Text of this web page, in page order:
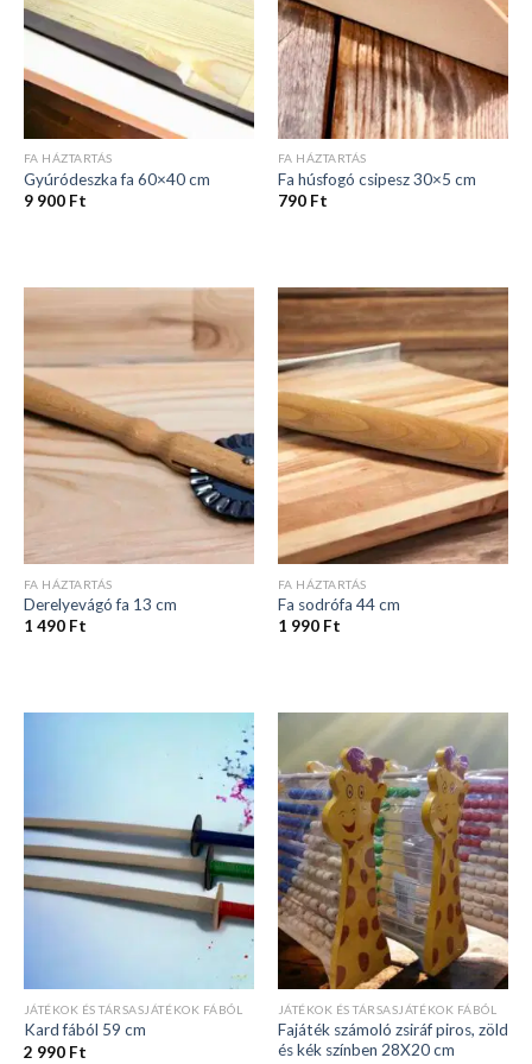
FA HÁZTARTÁS
Gyúródeszka fa 60×40 cm
9 900 Ft
FA HÁZTARTÁS
Fa húsfogó csipesz 30×5 cm
790 Ft
FA HÁZTARTÁS
Derelyevágó fa 13 cm
1 490 Ft
FA HÁZTARTÁS
Fa sodrófa 44 cm
1 990 Ft
JÁTÉKOK ÉS TÁRSASJÁTÉKOK FÁBÓL
Kard fából 59 cm
2 990 Ft
JÁTÉKOK ÉS TÁRSASJÁTÉKOK FÁBÓL
Fajáték számoló zsiráf piros, zöld
és kék színben 28X20 cm